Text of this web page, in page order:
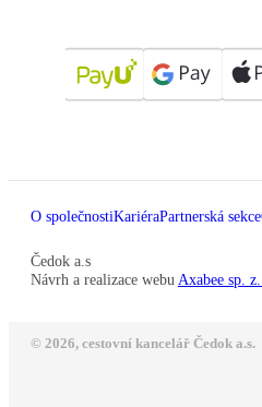
O společnostiKariéraPartnerská sekce
Čedok a.s
Návrh a realizace webu Axabee sp.
© 2026, cestovní kancelář Čedok a.s.